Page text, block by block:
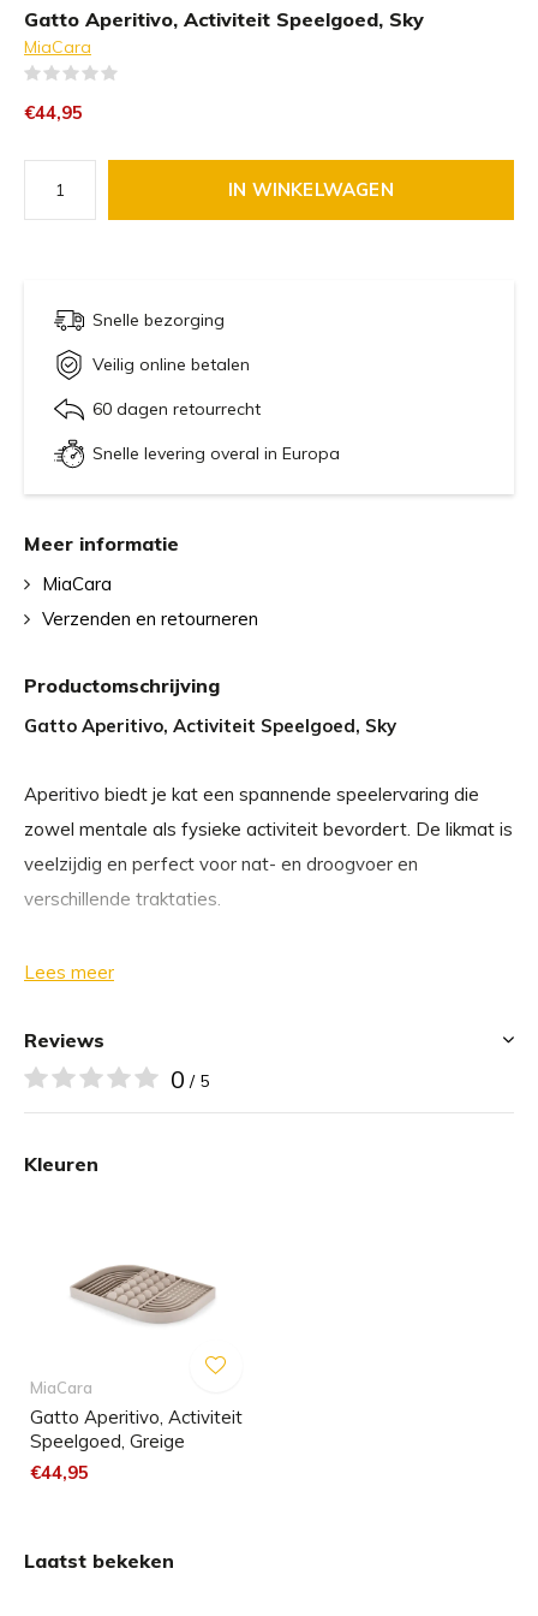
Gatto Aperitivo, Activiteit Speelgoed, Sky
MiaCara
€44,95
IN WINKELWAGEN
Snelle bezorging
Veilig online betalen
60 dagen retourrecht
Snelle levering overal in Europa
Productomschrijving
Gatto Aperitivo, Activiteit Speelgoed, Sky
Aperitivo biedt je kat een spannende speelervaring die
zowel mentale als fysieke activiteit bevordert. De likmat is
veelzijdig en perfect voor nat- en droogvoer en
verschillende traktaties.
Hij is gemaakt van duurzame materialen en heeft drie
langdurige betrokkenheid en plezier:
moet halen.
speelinstinct van je kat wordt gestimuleerd.
Gestructureerd oppervlak:
- voor extra likplezier.
De speciaal ontworpen groefdiepte is
snorhaarvriendelijk, zodat de gevoelige snorharen
stress te verminderen.
Lees meer
Meer informatie
MiaCara
Verzenden en retourneren
Reviews
0 / 5
Kleuren
MiaCara
Gatto Aperitivo, Activiteit
Speelgoed, Greige
€44,95
Laatst bekeken